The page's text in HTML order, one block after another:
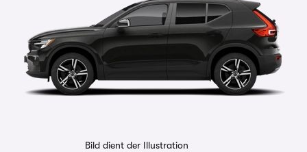
Bild dient der Illustration